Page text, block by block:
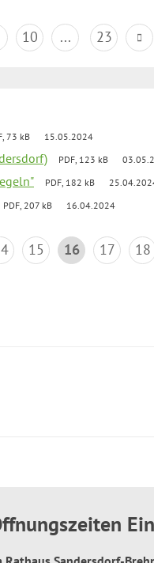
10 ... 23
73 kB 15.05.2024
PDF, 123 kB
PDF, 182 kB
PDF, 207 kB 16.04.2024
15 16 17 18